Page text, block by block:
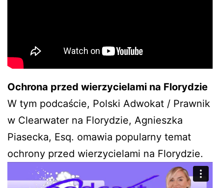
Ochrona przed wierzycielami na Florydzie
W tym podcaście, Polski Adwokat / Prawnik
w Clearwater na Florydzie, Agnieszka
Piasecka, Esq. omawia popularny temat
ochrony przed wierzycielami na Florydzie.